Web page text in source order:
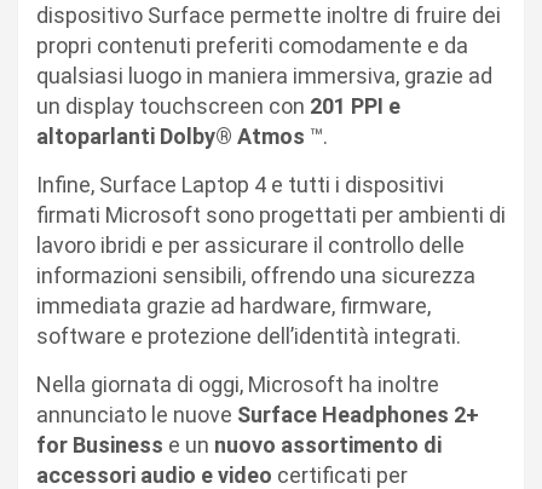
dispositivo Surface permette inoltre di fruire dei
propri contenuti preferiti comodamente e da
qualsiasi luogo in maniera immersiva, grazie ad
un display touchscreen con 201 PPI e
altoparlanti Dolby® Atmos ™.
Infine, Surface Laptop 4 e tutti i dispositivi
firmati Microsoft sono progettati per ambienti di
lavoro ibridi e per assicurare il controllo delle
informazioni sensibili, offrendo una sicurezza
immediata grazie ad hardware, firmware,
software e protezione dell’identità integrati.
Nella giornata di oggi, Microsoft ha inoltre
annunciato le nuove Surface Headphones 2+
for Business e un nuovo assortimento di
accessori audio e video certificati per